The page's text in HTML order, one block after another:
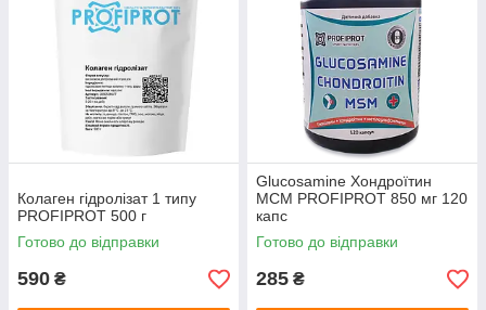
Колаген гідролізат 1 типу
PROFIPROT 500 г
Готово до відправки
590 ₴
Glucosamine Хондроїтин
МСМ PROFIPROT 850 мг 120
капс
Готово до відправки
285 ₴